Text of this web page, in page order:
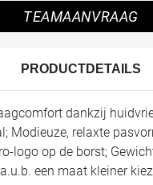
TEAMAANVRAAG
PRODUCTDETAILS
dankzij
Modieuze, relaxte
logo op de borst;
een maat kleiner